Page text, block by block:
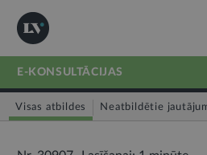
E-KONSULTĀCIJAS
Visas atbildes Neatbildētie